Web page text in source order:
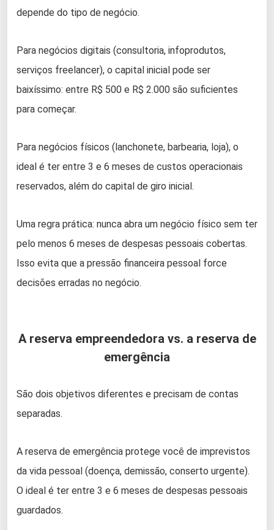
depende do tipo de negócio.
Para negócios digitais (consultoria, infoprodutos,
serviços freelancer), o capital inicial pode ser
baixíssimo: entre R$ 500 e R$ 2.000 são suficientes
para começar.
Para negócios físicos (lanchonete, barbearia, loja), o
ideal é ter entre 3 e 6 meses de custos operacionais
reservados, além do capital de giro inicial.
Uma regra prática: nunca abra um negócio físico sem ter
pelo menos 6 meses de despesas pessoais cobertas.
Isso evita que a pressão financeira pessoal force
decisões erradas no negócio.
A reserva empreendedora vs. a reserva de
emergência
São dois objetivos diferentes e precisam de contas
separadas.
A reserva de emergência protege você de imprevistos
da vida pessoal (doença, demissão, conserto urgente).
O ideal é ter entre 3 e 6 meses de despesas pessoais
guardados.